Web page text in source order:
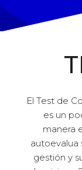
El Test de
es un
manera
autoevalua
gestión y